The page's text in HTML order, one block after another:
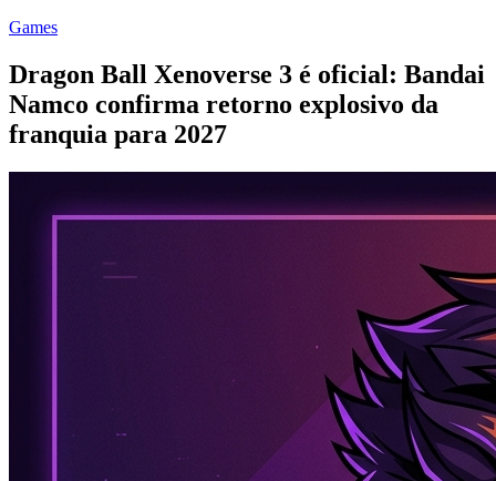
Games
Dragon Ball Xenoverse 3 é oficial: Bandai
Namco confirma retorno explosivo da
franquia para 2027